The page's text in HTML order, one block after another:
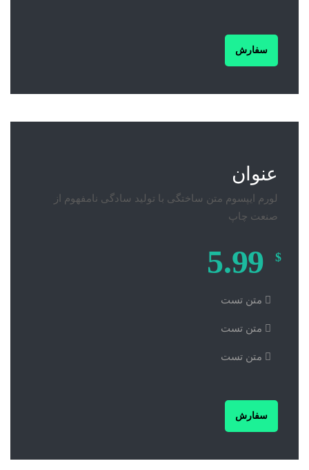
سفارش
عنوان
لورم ایپسوم متن ساختگی با تولید سادگی نامفهوم از
صنعت چاپ
$
5.99
متن تست
متن تست
متن تست
سفارش